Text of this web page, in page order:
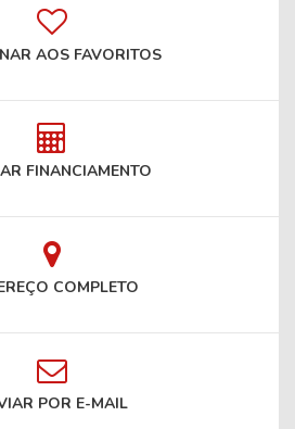
AOS FAVORITOS
FINANCIAMENTO
COMPLETO
POR E-MAIL